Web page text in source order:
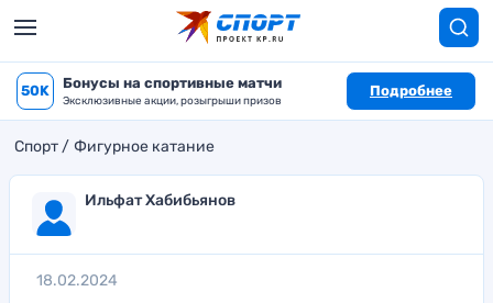
50K Бонусы на спортивные матчи
Эксклюзивные акции, розыгрыши призов
Подробнее
Спорт Фигурное катание
Ильфат Хабибьянов
18.02.2024